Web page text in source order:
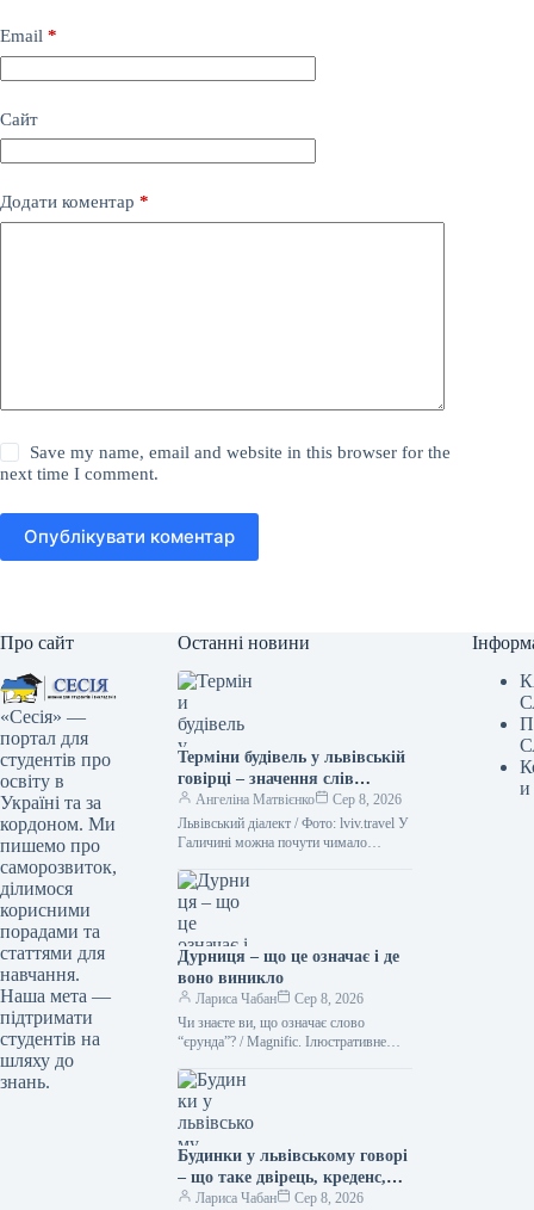
Email *
Сайт
Додати коментар *
Save my name, email and website in this browser for the
next time I comment.
Опублікувати коментар
Про сайт
«Сесія» —
портал для
студентів про
освіту в
Україні та за
кордоном. Ми
пишемо про
саморозвиток,
ділимося
корисними
порадами та
статтями для
навчання.
Наша мета —
підтримати
студентів на
шляху до
знань.
Останні новини
Терміни будівель у львівській
говірці – значення слів
“двірець”, “креденс”,
“кнайпа”
Ангеліна Матвієнко
Сер 8, 2026
Львівський діалект / Фото: lviv.travel У
Галичині можна почути чимало
спантеличити навіть досвідченого
мандрівника.…
Дурниця – що це означає і де
воно виникло
Лариса Чабан
Сер 8, 2026
Чи знаєте ви, що означає слово
“єрунда”? / Magnific. Ілюстративне
виявляється цікавішою за його
сучасне…
Будинки у львівському говорі
– що таке двірець, креденс,
кнайпа
Лариса Чабан Сер 8, 2026
и